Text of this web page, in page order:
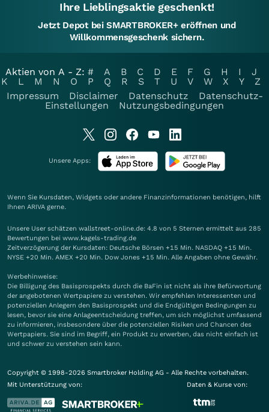
Ihre Lieblingsaktie geschenkt!
Jetzt Depot bei SMARTBROKER+ eröffnen und
Willkommensgeschenk sichern.
Aktien von A - Z: # A B C D E F G H I
J
K
L M N O P Q R S T U V W X Y
Z
Impressum
Disclaimer Datenschutz
Datenschutz-
Einstellungen
Nutzungsbedingungen
Unsere Apps:
Wenn Sie Kursdaten, Widgets oder andere Finanzinformationen benötigen, hilft
Ihnen ARIVA gerne.
Unsere User schätzen wallstreet-online.de: 4.8 von 5 Sternen ermittelt aus 285
Bewertungen bei www.kagels-trading.de
Zeitverzögerung der Kursdaten: Deutsche Börsen +15 Min. NASDAQ +15 Min.
NYSE +20 Min. AMEX +20 Min. Dow Jones +15 Min. Alle Angaben ohne Gewähr.
Werbehinweise:
Die Billigung des Basisprospekts durch die BaFin ist nicht als ihre Befürwortung
der angebotenen Wertpapiere zu verstehen. Wir empfehlen Interessenten und
potenziellen Anlegern den Basisprospekt und die Endgültigen Bedingungen zu
lesen, bevor sie eine Anlageentscheidung treffen, um sich möglichst umfassend
zu informieren, insbesondere über die potenziellen Risiken und Chancen des
Wertpapiers. Sie sind im Begriff, ein Produkt zu erwerben, das nicht einfach ist
und schwer zu verstehen sein kann.
Copyright © 1998-2026 Smartbroker Holding AG - Alle Rechte vorbehalten.
Mit Unterstützung von:
Daten & Kurse von: